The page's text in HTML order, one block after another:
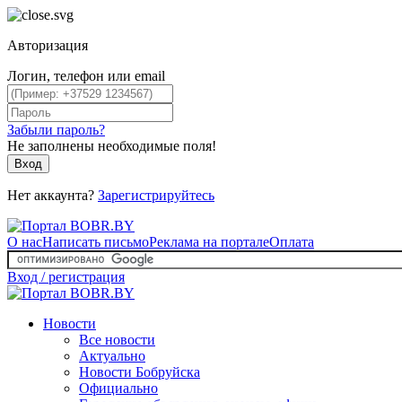
Авторизация
Логин, телефон или email
Забыли пароль?
Не заполнены необходимые поля!
Вход
Нет аккаунта? Зарегистрируйтесь
О насНаписать письмоРеклама на порталеОплата
Вход / регистрация
Новости
Все новости
Актуально
Новости Бобруйска
Официально